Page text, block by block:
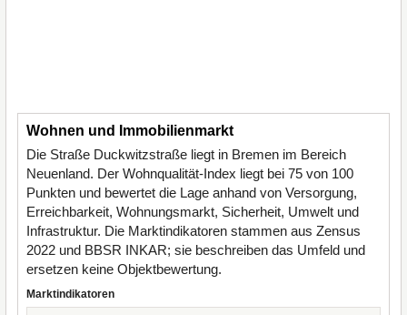
Wohnen und Immobilienmarkt
Die Straße Duckwitzstraße liegt in Bremen im Bereich
Neuenland. Der Wohnqualität-Index liegt bei 75 von 100
Punkten und bewertet die Lage anhand von Versorgung,
Erreichbarkeit, Wohnungsmarkt, Sicherheit, Umwelt und
Infrastruktur. Die Marktindikatoren stammen aus Zensus
2022 und BBSR INKAR; sie beschreiben das Umfeld und
ersetzen keine Objektbewertung.
Marktindikatoren